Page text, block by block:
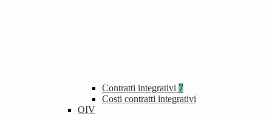
Contratti integrativi 7
Costi contratti integrativi
OIV